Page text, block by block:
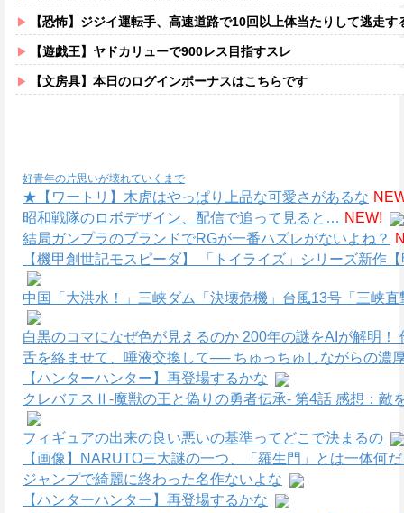
【恐怖】ジジイ運転手、高速道路で10回以上体当たりして逃走
【遊戯王】ヤドカリューで900レス目指すスレ
【文房具】本日のログインボーナスはこちらです
好青年の片思いが壊れていくまで
★【ワートリ】木虎はやっぱり上品な可愛さがあるな
昭和戦隊のロボデザイン、配信で追って見ると… NEW!
結局ガンプラのブランドでRGが一番ハズレがないよね？
【機甲創世記モスピーダ】 「トイライズ」シリーズ新作
中国「大洪水！」三峡ダム「決壊危機」台風13号「三峡
白黒のコマになぜ色が見えるのか 200年の謎をAIが解明！
舌を絡ませて、唾液交換して── ちゅっちゅしながらの濃
【ハンターハンター】再登場するかな
クレバテスⅡ-魔獣の王と偽りの勇者伝承- 第4話 感想：敵
フィギュアの出来の良い悪いの基準ってどこで決まるの
【画像】NARUTO三大謎の一つ、「羅生門」とは一体何
ジャンプで綺麗に終わった名作ないよな
【ハンターハンター】再登場するかな